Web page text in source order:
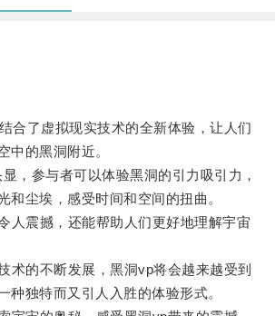
了虚拟现实技术的全新体验，让人们
中的黑洞附近。
参与者可以体验黑洞的引力吸引力，
和尘埃，感受时间和空间的扭曲。
震撼，还能帮助人们更好地理解宇宙
的不断发展，黑洞vp将会越来越受到
种独特而又引人入胜的体验形式。